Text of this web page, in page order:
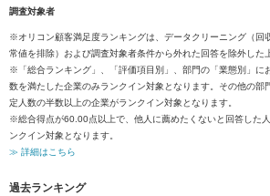
調査対象者
※オリコン顧客満足度ランキングは、データクリーニング（回
常値を排除）および調査対象者条件から外れた回答を除外した
※「総合ランキング」、「評価項目別」、部門の「業態別」に
数を満たした企業のみランクイン対象となります。その他の部
定人数の半数以上の企業がランクイン対象となります。
※総合得点が60.00点以上で、他人に薦めたくないと回答した
ンクイン対象となります。
≫ 詳細はこちら
過去ランキング